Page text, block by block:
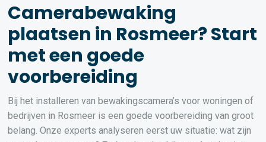
Camerabewaking
plaatsen in Rosmeer? Start
met een goede
voorbereiding
Bij het installeren van bewakingscamera’s voor woningen of
bedrijven in Rosmeer is een goede voorbereiding van groot
belang. Onze experts analyseren eerst uw situatie: wat zijn